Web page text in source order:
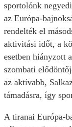
sportolónk
az Európa-
rendelték el
aktivitási időt, a
esetben hiányzott
szombati
az aktívabb,
támadásra, így
A tiranai Európa-